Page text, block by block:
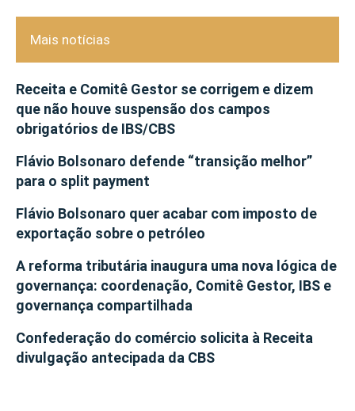
Mais notícias
Receita e Comitê Gestor se corrigem e dizem
que não houve suspensão dos campos
obrigatórios de IBS/CBS
Flávio Bolsonaro defende “transição melhor”
para o split payment
Flávio Bolsonaro quer acabar com imposto de
exportação sobre o petróleo
A reforma tributária inaugura uma nova lógica de
governança: coordenação, Comitê Gestor, IBS e
governança compartilhada
Confederação do comércio solicita à Receita
divulgação antecipada da CBS